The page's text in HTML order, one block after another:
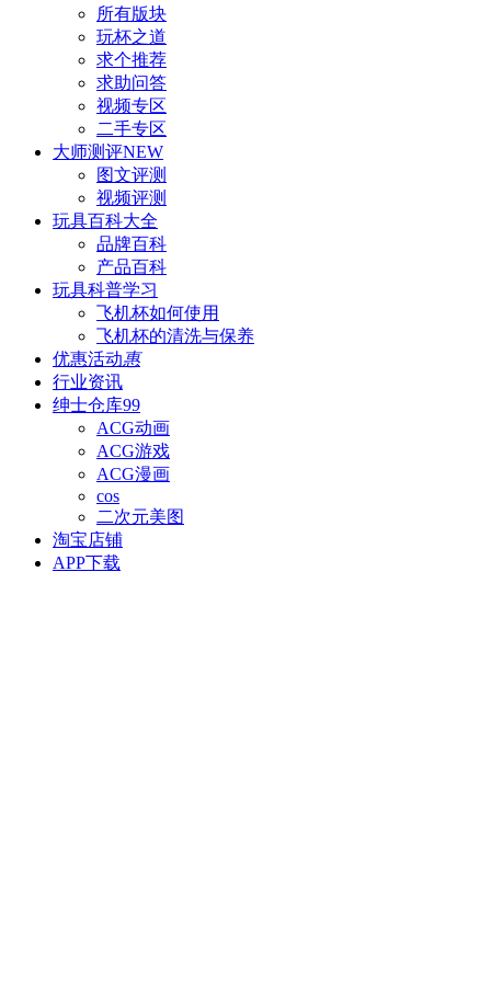
所有版块
玩杯之道
求个推荐
求助问答
视频专区
二手专区
大师测评NEW
图文评测
视频评测
玩具百科大全
品牌百科
产品百科
玩具科普学习
飞机杯如何使用
飞机杯的清洗与保养
优惠活动惠
行业资讯
绅士仓库99
ACG动画
ACG游戏
ACG漫画
cos
二次元美图
淘宝店铺
APP下载